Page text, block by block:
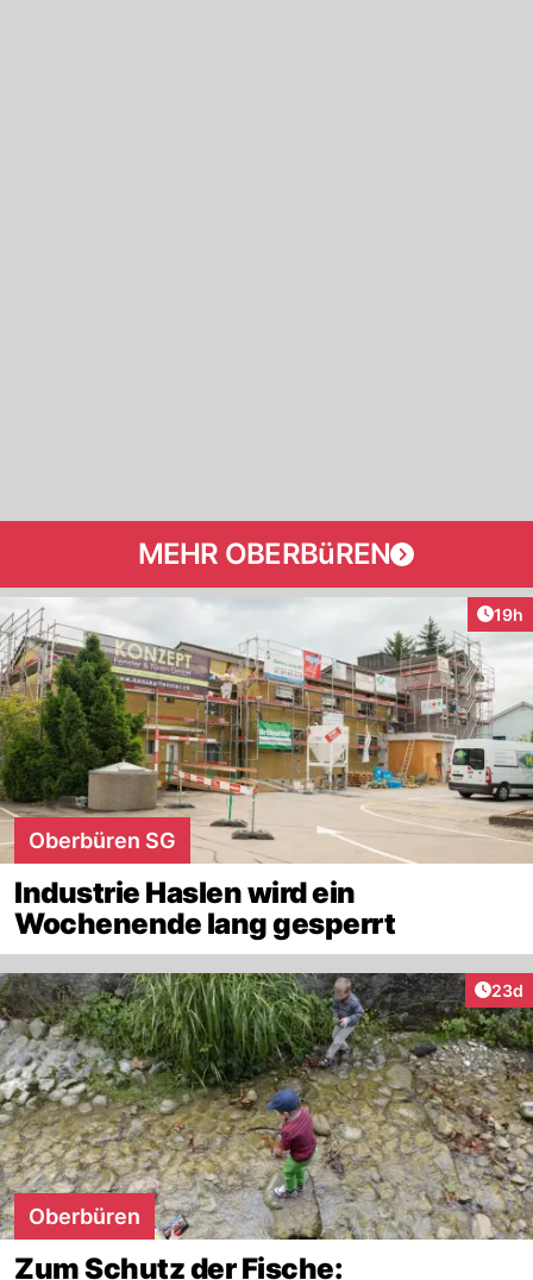
MEHR OBERBüREN
19h
Oberbüren SG
Industrie Haslen wird ein
Wochenende lang gesperrt
23d
Oberbüren
Zum Schutz der Fische: